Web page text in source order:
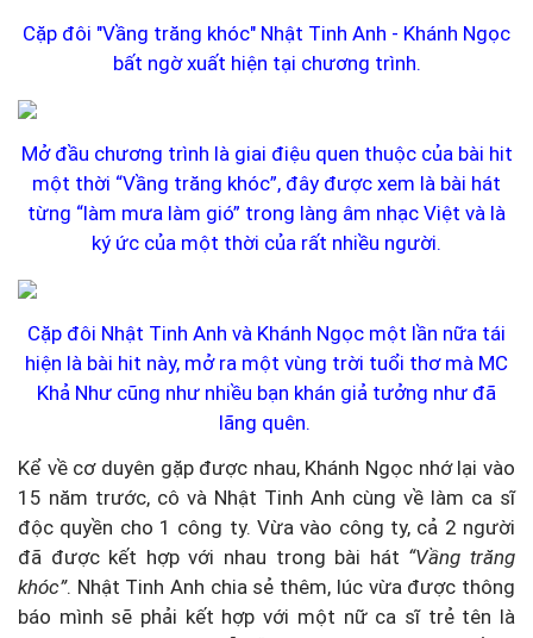
Cặp đôi "Vầng trăng khóc" Nhật Tinh Anh - Khánh Ngọc
bất ngờ xuất hiện tại chương trình.
Mở đầu chương trình là giai điệu quen thuộc của bài hit
một thời “Vầng trăng khóc”, đây được xem là bài hát
từng “làm mưa làm gió” trong làng âm nhạc Việt và là
ký ức của một thời của rất nhiều người.
Cặp đôi Nhật Tinh Anh và Khánh Ngọc một lần nữa tái
hiện là bài hit này, mở ra một vùng trời tuổi thơ mà MC
Khả Như cũng như nhiều bạn khán giả tưởng như đã
lãng quên.
Kể về cơ duyên gặp được nhau, Khánh Ngọc nhớ lại vào
15 năm trước, cô và Nhật Tinh Anh cùng về làm ca sĩ
độc quyền cho 1 công ty. Vừa vào công ty, cả 2 người
đã được kết hợp với nhau trong bài hát “Vầng trăng
khóc”. Nhật Tinh Anh chia sẻ thêm, lúc vừa được thông
báo mình sẽ phải kết hợp với một nữ ca sĩ trẻ tên là